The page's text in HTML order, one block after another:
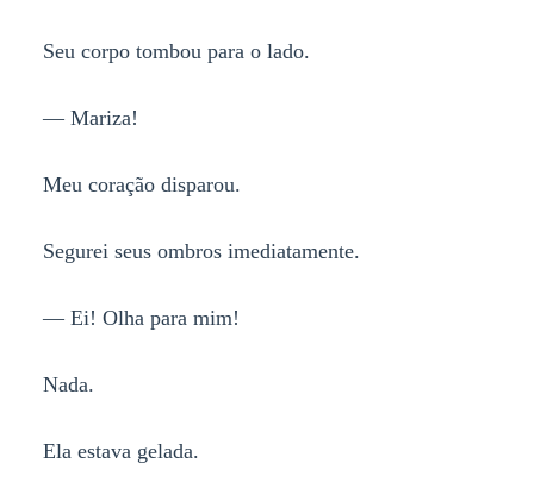
Seu corpo tombou para o lado.
— Mariza!
Meu coração disparou.
Segurei seus ombros imediatamente.
— Ei! Olha para mim!
Nada.
Ela estava gelada.